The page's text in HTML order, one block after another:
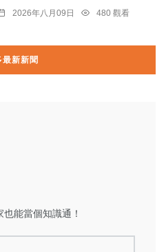
2026年八月09日
480 觀看
最新新聞
能當個知識通！